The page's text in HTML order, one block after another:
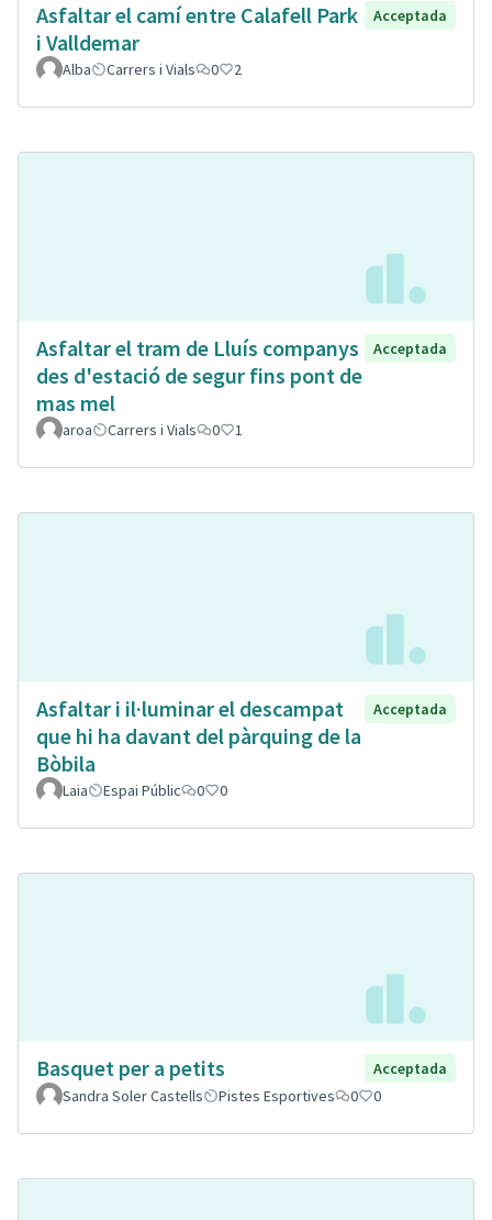
Asfaltar el camí entre Calafell Park
i Valldemar
Acceptada
Alba Carrers i Vials 0 2
Asfaltar el tram de Lluís companys
des d'estació de segur fins pont de
mas mel
Acceptada
aroa Carrers i Vials 0 1
Asfaltar i il·luminar el descampat
que hi ha davant del pàrquing de la
Bòbila
Acceptada
Laia Espai Públic 0 0
Basquet per a petits
Acceptada
Sandra Soler Castells
Pistes Esportives 0 0